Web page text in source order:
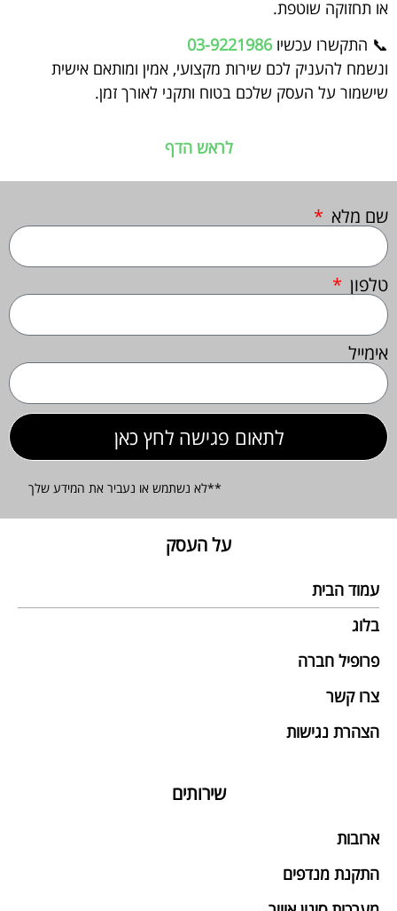
או תחזוקה שוטפת.
📞 התקשרו עכשיו 03-9221986
ונשמח להעניק לכם שירות מקצועי, אמין ומותאם אישית
שישמור על העסק שלכם בטוח ותקני לאורך זמן.
לראש הדף
שם מלא
טלפון
אימייל
לתאום פגישה לחץ כאן
**לא נשתמש או נעביר את המידע שלך
על העסק
עמוד הבית
בלוג
פרופיל חברה
צרו קשר
הצהרת נגישות
שירותים
ארובות
התקנת מנדפים